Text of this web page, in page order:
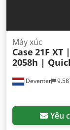
Deventer
Máy xúc
Case 21F XT
2058h |
Yêu